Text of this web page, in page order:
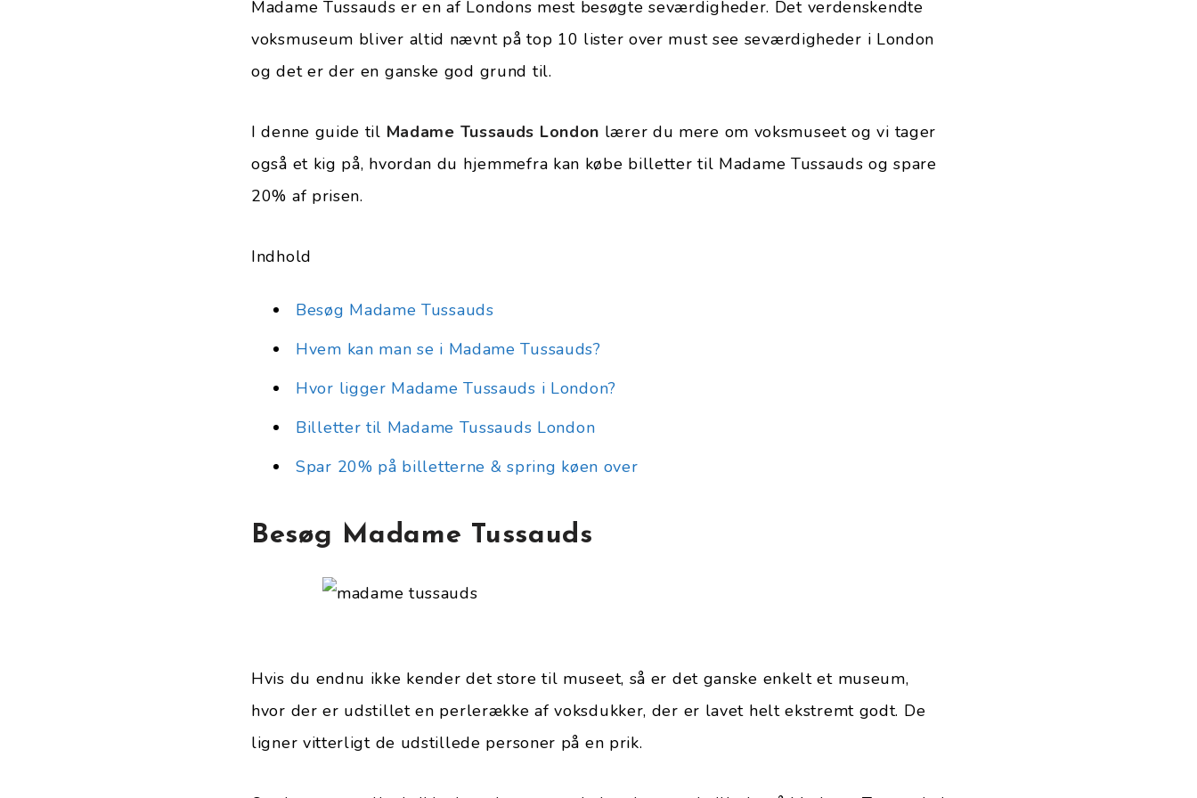
Madame Tussauds er en af Londons mest besøgte seværdigheder. Det verdenskendte
voksmuseum bliver altid nævnt på top 10 lister over must see seværdigheder i London
og det er der en ganske god grund til.
I denne guide til Madame Tussauds London lærer du mere om voksmuseet og vi tager
også et kig på, hvordan du hjemmefra kan købe billetter til Madame Tussauds og spare
20% af prisen.
Indhold
Besøg Madame Tussauds
Hvem kan man se i Madame Tussauds?
Hvor ligger Madame Tussauds i London?
Billetter til Madame Tussauds London
Spar 20% på billetterne & spring køen over
Besøg Madame Tussauds
Hvis du endnu ikke kender det store til museet, så er det ganske enkelt et museum,
hvor der er udstillet en perlerække af voksdukker, der er lavet helt ekstremt godt. De
ligner vitterligt de udstillede personer på en prik.